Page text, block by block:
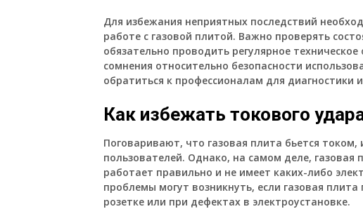
Для избежания неприятных последствий
работе с газовой плитой. Важно проверять
обязательно проводить регулярное
сомнения относительно безопасности
обратиться к профессионалам для диагностики
Как избежать токового
Поговаривают, что газовая плита бьется
пользователей. Однако, на самом деле, газовая
работает правильно и не имеет каких-либо
проблемы могут возникнуть, если газовая
розетке или при дефектах в электроустановке.